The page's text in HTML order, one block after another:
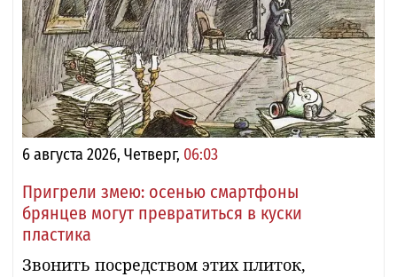
6 августа 2026, Четверг, 06:03
Пригрели змею: осенью смартфоны
брянцев могут превратиться в куски
пластика
Звонить посредством этих плиток,